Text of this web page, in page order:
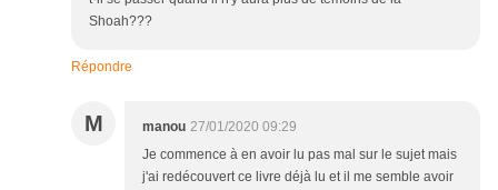
Shoah???
Répondre
M manou 27/01/2020 09:29
Je commence à en avoir lu pas mal sur le sujet mais
j'ai redécouvert ce livre déjà lu et il me semble avoir